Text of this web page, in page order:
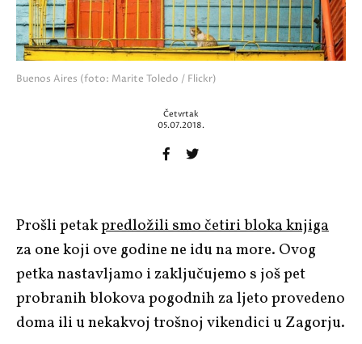
Buenos Aires (foto: Marite Toledo / Flickr)
Četvrtak
05.07.2018.
Prošli petakpredložili smo četiri bloka knjiga
za one koji ove godine ne idu na more. Ovog
petka nastavljamo i zaključujemo s još pet
probranih blokova pogodnih za ljeto provedeno
doma ili u nekakvoj trošnoj vikendici u Zagorju.